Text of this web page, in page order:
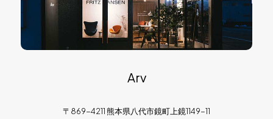
Arv
〒869-4211 熊本県八代市鏡町上鏡1149-11